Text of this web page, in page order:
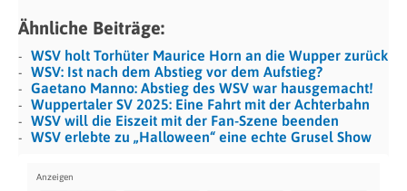
Ähnliche Beiträge:
WSV holt Torhüter Maurice Horn an die Wupper zurück
WSV: Ist nach dem Abstieg vor dem Aufstieg?
Gaetano Manno: Abstieg des WSV war hausgemacht!
Wuppertaler SV 2025: Eine Fahrt mit der Achterbahn
WSV will die Eiszeit mit der Fan-Szene beenden
WSV erlebte zu „Halloween“ eine echte Grusel Show